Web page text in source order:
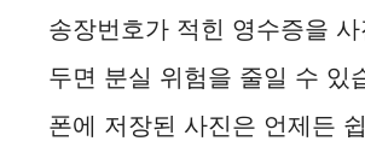
송장번호가 적힌 영수증을
두면 분실 위험을 줄일 수 있
폰에 저장된 사진은 언제든